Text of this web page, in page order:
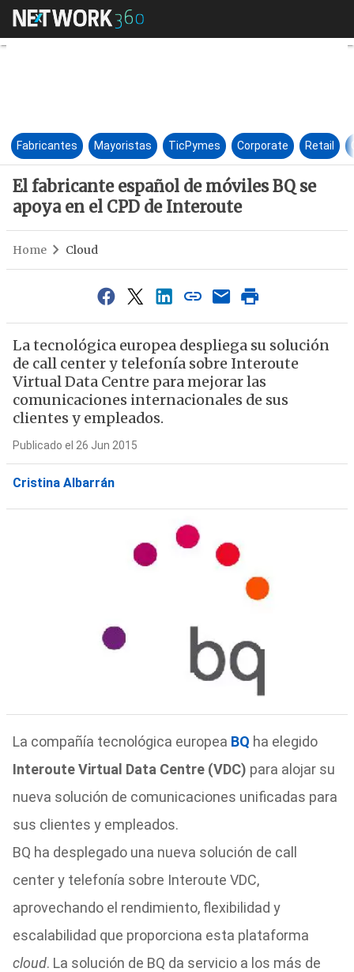
El fabricante español de
Fabricantes Mayoristas TicPymes Corporate Retail
El fabricante español de móviles BQ se
apoya en el CPD de Interoute
Home Cloud
La tecnológica europea despliega su solución
de call center y telefonía sobre Interoute
Virtual Data Centre para mejorar las
comunicaciones internacionales de sus
clientes y empleados.
Publicado el 26 Jun 2015
Cristina Albarrán
La compañía tecnológica europea BQ ha elegido
Interoute Virtual Data Centre (VDC) para alojar su
nueva solución de comunicaciones unificadas para
sus clientes y empleados.
BQ ha desplegado una nueva solución de call
center y telefonía sobre Interoute VDC,
aprovechando el rendimiento, flexibilidad y
escalabilidad que proporciona esta plataforma
cloud. La solución de BQ da servicio a los más de